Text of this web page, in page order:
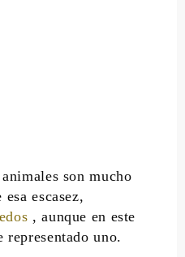
son mucho
escasez,
, aunque en este
representado uno.